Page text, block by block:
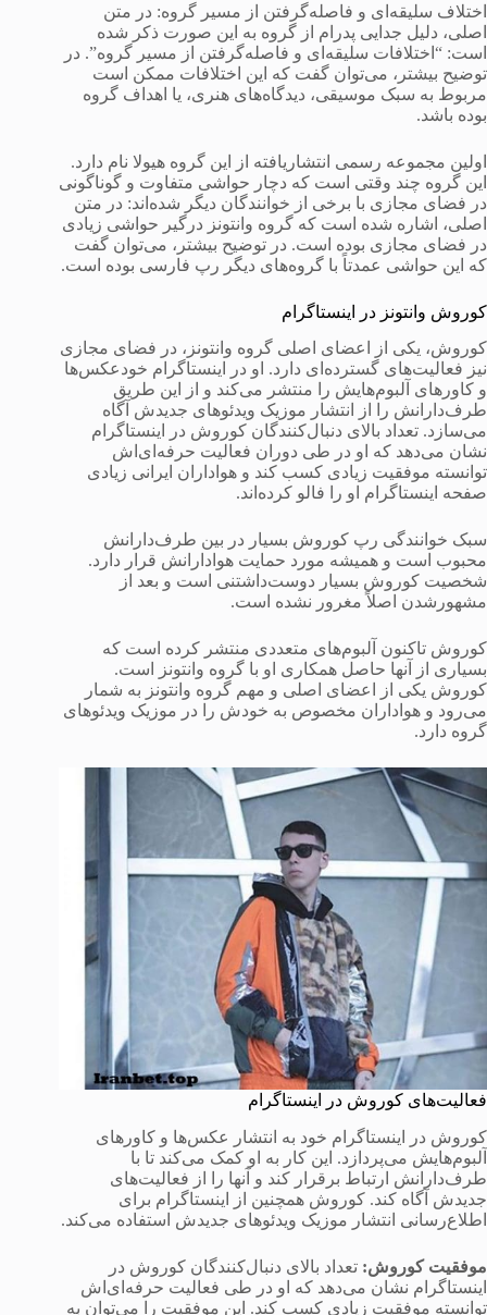
اختلاف سلیقه‌ای و فاصله‌گرفتن از مسیر گروه: در متن
اصلی، دلیل جدایی پدرام از گروه به این صورت ذکر شده
است: “اختلافات سلیقه‌ای و فاصله‌گرفتن از مسیر گروه”. در
توضیح بیشتر، می‌توان گفت که این اختلافات ممکن است
مربوط به سبک موسیقی، دیدگاه‌های هنری، یا اهداف گروه
بوده باشد.
اولین مجموعه رسمی انتشاریافته از این گروه هیولا نام دارد.
این گروه چند وقتی است که دچار حواشی متفاوت و گوناگونی
در فضای مجازی با برخی از خوانندگان دیگر شده‌اند: در متن
اصلی، اشاره شده است که گروه وانتونز درگیر حواشی زیادی
در فضای مجازی بوده است. در توضیح بیشتر، می‌توان گفت
که این حواشی عمدتاً با گروه‌های دیگر رپ فارسی بوده است.
کوروش وانتونز در اینستاگرام
کوروش، یکی از اعضای اصلی گروه وانتونز، در فضای مجازی
نیز فعالیت‌های گسترده‌ای دارد. او در اینستاگرام خودعکس‌ها
و کاورهای آلبوم‌هایش را منتشر می‌کند و از این طریق
طرف‌دارانش را از انتشار موزیک ویدئوهای جدیدش آگاه
می‌سازد. تعداد بالای دنبال‌کنندگان کوروش در اینستاگرام
نشان می‌دهد که او در طی دوران فعالیت حرفه‌ای‌اش
توانسته موفقیت زیادی کسب کند و هواداران ایرانی زیادی
صفحه اینستاگرام او را فالو کرده‌اند.
سبک خوانندگی رپ کوروش بسیار در بین طرف‌دارانش
محبوب است و همیشه مورد حمایت هوادارانش قرار دارد.
شخصیت کوروش بسیار دوست‌داشتنی است و بعد از
مشهورشدن اصلاً مغرور نشده است.
کوروش تاکنون آلبوم‌های متعددی منتشر کرده است که
بسیاری از آنها حاصل همکاری او با گروه وانتونز است.
کوروش یکی از اعضای اصلی و مهم گروه وانتونز به شمار
می‌رود و هواداران مخصوص به خودش را در موزیک ویدئوهای
گروه دارد.
فعالیت‌های کوروش در اینستاگرام
کوروش در اینستاگرام خود به انتشار عکس‌ها و کاورهای
آلبوم‌هایش می‌پردازد. این کار به او کمک می‌کند تا با
طرف‌دارانش ارتباط برقرار کند و آنها را از فعالیت‌های
جدیدش آگاه کند. کوروش همچنین از اینستاگرام برای
اطلاع‌رسانی انتشار موزیک ویدئوهای جدیدش استفاده می‌کند.
موفقیت کوروش: تعداد بالای دنبال‌کنندگان کوروش در
اینستاگرام نشان می‌دهد که او در طی فعالیت حرفه‌ای‌اش
توانسته موفقیت زیادی کسب کند. این موفقیت را می‌توان به